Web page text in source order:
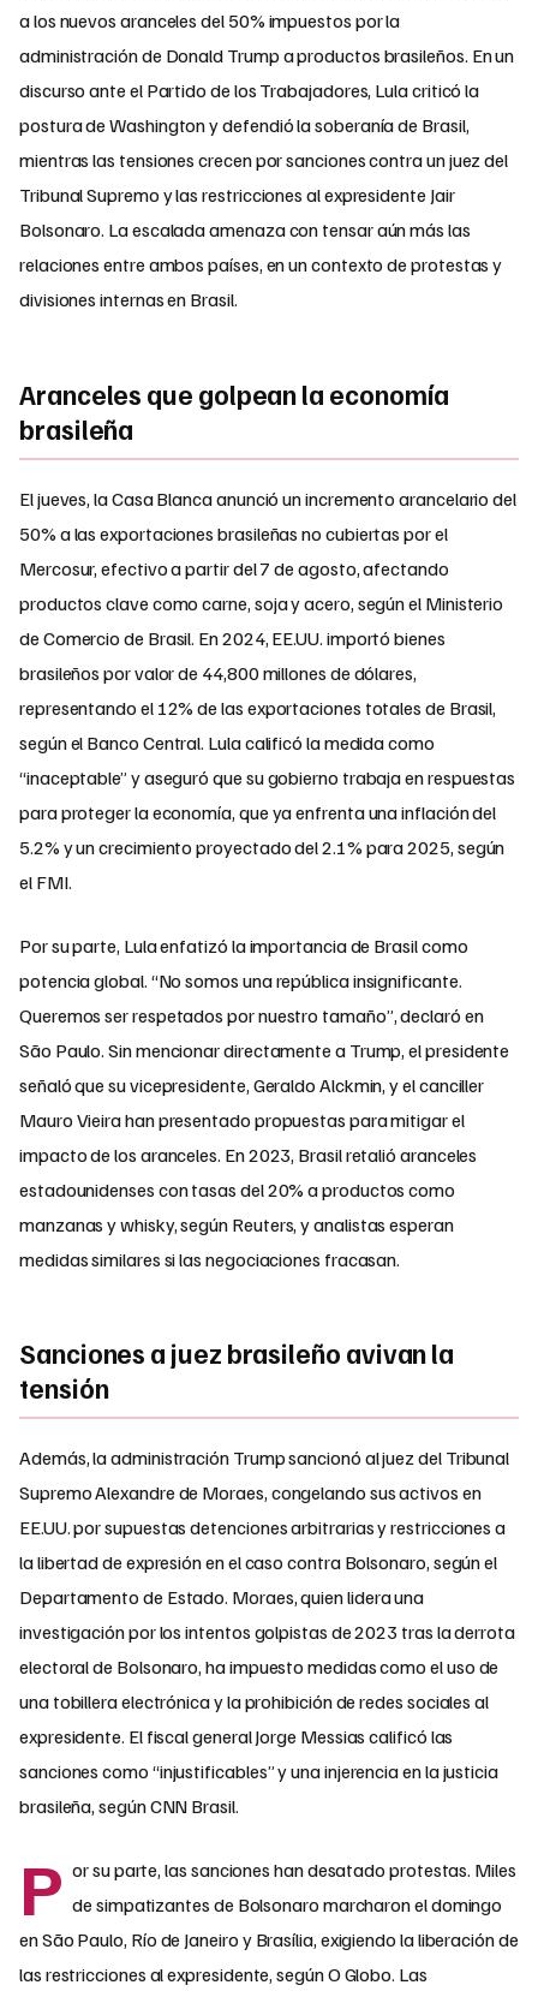
a los nuevos aranceles del 50% impuestos por la
administración de Donald Trump a productos brasileños. En un
discurso ante el Partido de los Trabajadores, Lula criticó la
postura de Washington y defendió la soberanía de Brasil,
mientras las tensiones crecen por sanciones contra un juez del
Tribunal Supremo y las restricciones al expresidente Jair
Bolsonaro. La escalada amenaza con tensar aún más las
relaciones entre ambos países, en un contexto de protestas y
divisiones internas en Brasil.
Aranceles que golpean la economía
brasileña
El jueves, la Casa Blanca anunció un incremento arancelario del
50% a las exportaciones brasileñas no cubiertas por el
Mercosur, efectivo a partir del 7 de agosto, afectando
productos clave como carne, soja y acero, según el Ministerio
de Comercio de Brasil. En 2024, EE.UU. importó bienes
brasileños por valor de 44,800 millones de dólares,
representando el 12% de las exportaciones totales de Brasil,
según el Banco Central. Lula calificó la medida como
“inaceptable” y aseguró que su gobierno trabaja en respuestas
para proteger la economía, que ya enfrenta una inflación del
5.2% y un crecimiento proyectado del 2.1% para 2025, según
el FMI.
Por su parte, Lula enfatizó la importancia de Brasil como
potencia global. “No somos una república insignificante.
Queremos ser respetados por nuestro tamaño”, declaró en
São Paulo. Sin mencionar directamente a Trump, el presidente
señaló que su vicepresidente, Geraldo Alckmin, y el canciller
Mauro Vieira han presentado propuestas para mitigar el
impacto de los aranceles. En 2023, Brasil retalió aranceles
estadounidenses con tasas del 20% a productos como
manzanas y whisky, según Reuters, y analistas esperan
medidas similares si las negociaciones fracasan.
Sanciones a juez brasileño avivan la
tensión
Además, la administración Trump sancionó al juez del Tribunal
Supremo Alexandre de Moraes, congelando sus activos en
EE.UU. por supuestas detenciones arbitrarias y restricciones a
la libertad de expresión en el caso contra Bolsonaro, según el
Departamento de Estado. Moraes, quien lidera una
investigación por los intentos golpistas de 2023 tras la derrota
electoral de Bolsonaro, ha impuesto medidas como el uso de
una tobillera electrónica y la prohibición de redes sociales al
expresidente. El fiscal general Jorge Messias calificó las
sanciones como “injustificables” y una injerencia en la justicia
brasileña, según CNN Brasil.
P or su parte, las sanciones han desatado protestas. Miles
de simpatizantes de Bolsonaro marcharon el domingo
en São Paulo, Río de Janeiro y Brasília, exigiendo la liberación de
las restricciones al expresidente, según O Globo. Las